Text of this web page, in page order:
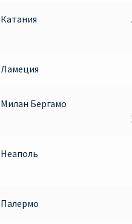
Катания
Ламеция
Милан Бергамо
Неаполь
Палермо